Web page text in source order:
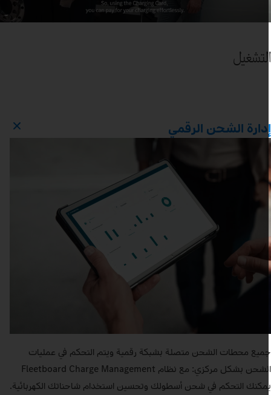
الشحن الرقمي
محطات الشحن متصلة بشبكة رقمية ويتم التحكم في عمليات
الشحن بشكل مركزي: مع نظام Fleetboard Charge Management
التحكم في شحن أسطولك وتحسين استخدام شاحناتك الكهربائية.